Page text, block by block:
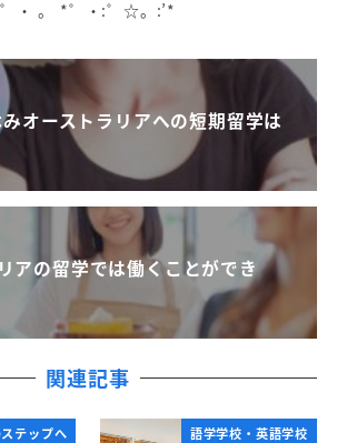
・ 。 *゜・:゜☆。:’*
みオーストラリアへの短期留学は
アの留学では働くことができ
関連記事
テップへ 語学学校・英語学校